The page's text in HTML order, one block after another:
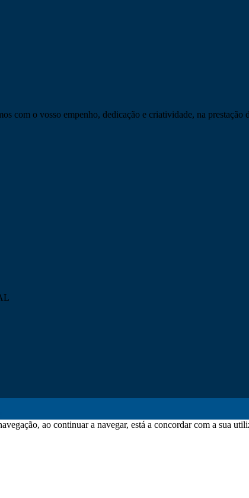
com o vosso empenho, dedicação e criatividade, na
ao continuar a navegar, está a concordar com a sua